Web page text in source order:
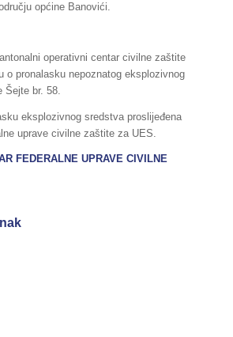
općine Banovići.
operativni centar civilne zaštite
pronalasku nepoznatog eksplozivnog
Šejte br. 58.
eksplozivnog sredstva proslijeđena
uprave civilne zaštite za UES.
FEDERALNE UPRAVE CIVILNE